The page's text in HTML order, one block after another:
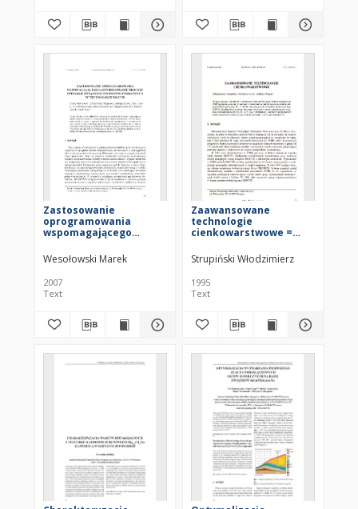
Zastosowanie
oprogramowania
wspomagającego
epitaksji związków
półprzewodnikowych w
technologii MOCVD =
The application of
semiconductor epitaxy
MOCVD technology
Wesołowski Marek
2007
Text
Zaawansowane
technologie
cienkowarstwowe =
technics
Strupiński Włodzimierz
1995
Text